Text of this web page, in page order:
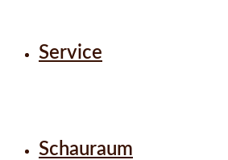
Service
Schauraum